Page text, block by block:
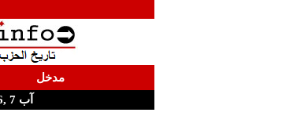
مدخل
آب 7 ,2026